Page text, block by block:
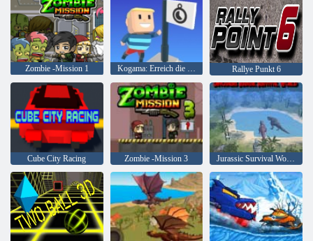
Zombie -Mission 1 Kogama: Erreich die Flagge Rallye Punkt 6
Cube City Racing Zombie -Mission 3 Jurassic Survival World der Dinosaurier